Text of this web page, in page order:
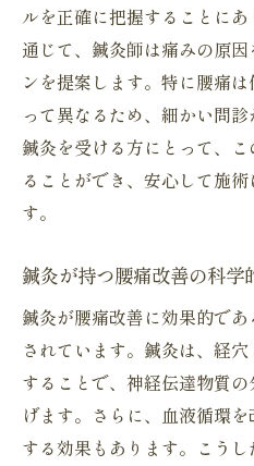
ルを正確に把握することに
通じて、鍼灸師は痛みの原
ンを提案します。特に腰痛
って異なるため、細かい問
鍼灸を受ける方にとって、
ることができ、安心して施
す。
鍼灸が持つ腰痛改善の科学
鍼灸が腰痛改善に効果的で
されています。鍼灸は、経
することで、神経伝達物質
げます。さらに、血液循環
する効果もあります。こう